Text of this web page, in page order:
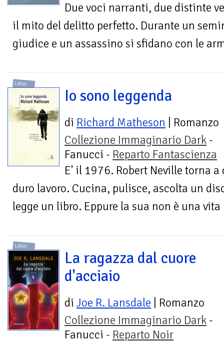
Due voci narranti, due distinte
il mito del delitto perfetto. Durante un
giudice e un assassino si sfidano con le
LIBRI
Io sono leggenda
di Richard Matheson | Romanzo
Collezione Immaginario Dark -
Fanucci - Reparto Fantascienza
E' il 1976. Robert Neville torna
duro lavoro. Cucina, pulisce, ascolta un
legge un libro. Eppure la sua non è una
LIBRI
La ragazza dal cuore
d'acciaio
di Joe R. Lansdale | Romanzo
Collezione Immaginario Dark -
Fanucci - Reparto Noir